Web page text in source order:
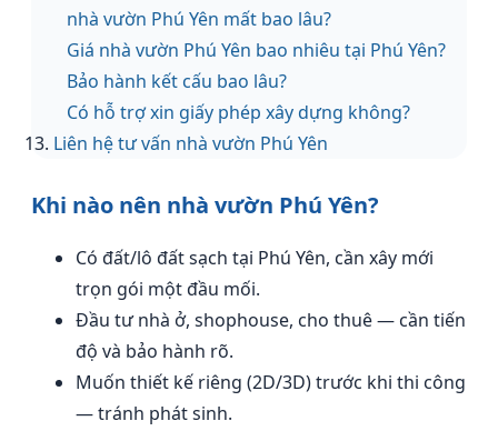
nhà vườn Phú Yên mất bao lâu?
Giá nhà vườn Phú Yên bao nhiêu tại Phú Yên?
Bảo hành kết cấu bao lâu?
Có hỗ trợ xin giấy phép xây dựng không?
Liên hệ tư vấn nhà vườn Phú Yên
Khi nào nên nhà vườn Phú Yên?
Có đất/lô đất sạch tại Phú Yên, cần xây mới
trọn gói một đầu mối.
Đầu tư nhà ở, shophouse, cho thuê — cần tiến
độ và bảo hành rõ.
Muốn thiết kế riêng (2D/3D) trước khi thi công
— tránh phát sinh.